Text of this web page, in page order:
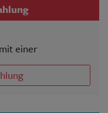
einer